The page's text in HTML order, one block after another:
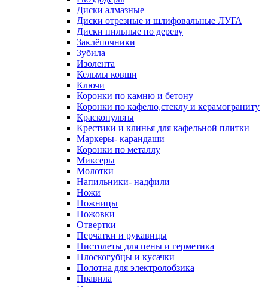
Диски алмазные
Диски отрезные и шлифовальные ЛУГА
Диски пильные по дереву
Заклёпочники
Зубила
Изолента
Кельмы ковши
Ключи
Коронки по камню и бетону
Коронки по кафелю,стеклу и керамограниту
Краскопульты
Крестики и клинья для кафельной плитки
Маркеры- карандаши
Коронки по металлу
Миксеры
Молотки
Напильники- надфили
Ножи
Ножницы
Ножовки
Отвертки
Перчатки и рукавицы
Пистолеты для пены и герметика
Плоскогубцы и кусачки
Полотна для электролобзика
Правила